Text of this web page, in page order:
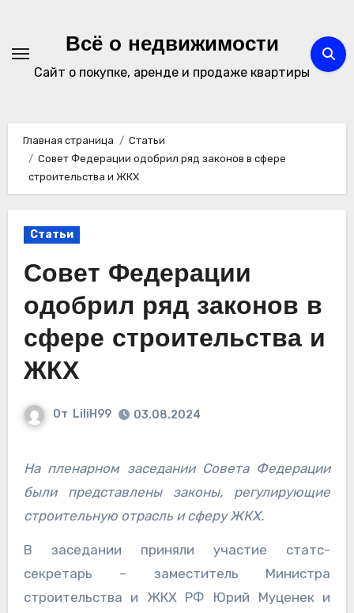
содержимомуВсё о недвижимости
Сайт о покупке, аренде и продаже квартиры
Главная страница
Статьи
Совет Федерации одобрил ряд законов в сфере
строительства и ЖКХ
Статьи
Совет Федерации
одобрил ряд законов в
сфере строительства и
ЖКХ
От LiliH99 03.08.2024
На пленарном заседании Совета Федерации
были представлены законы, регулирующие
строительную отрасль и сферу ЖКХ.
В заседании приняли участие статс-
секретарь – заместитель Министра
строительства и ЖКХ РФ Юрий Муценек и